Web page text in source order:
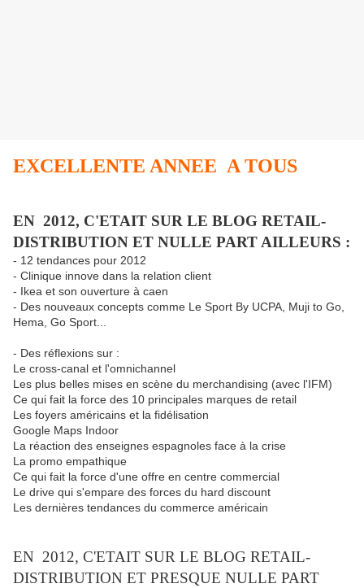
EXCELLENTE ANNEE A TOUS
EN 2012, C'ETAIT SUR LE BLOG RETAIL-
DISTRIBUTION ET NULLE PART AILLEURS :
- 12 tendances pour 2012
- Clinique innove dans la relation client
- Ikea et son ouverture à caen
- Des nouveaux concepts comme Le Sport By UCPA, Muji to Go,
Hema, Go Sport...
- Des réflexions sur :
Le cross-canal et l'omnichannel
Les plus belles mises en scène du merchandising (avec l'IFM)
Ce qui fait la force des 10 principales marques de retail
Les foyers américains et la fidélisation
Google Maps Indoor
La réaction des enseignes espagnoles face à la crise
La promo empathique
Ce qui fait la force d'une offre en centre commercial
Le drive qui s'empare des forces du hard discount
Les dernières tendances du commerce américain
EN 2012, C'ETAIT SUR LE BLOG RETAIL-
DISTRIBUTION ET PRESQUE NULLE PART